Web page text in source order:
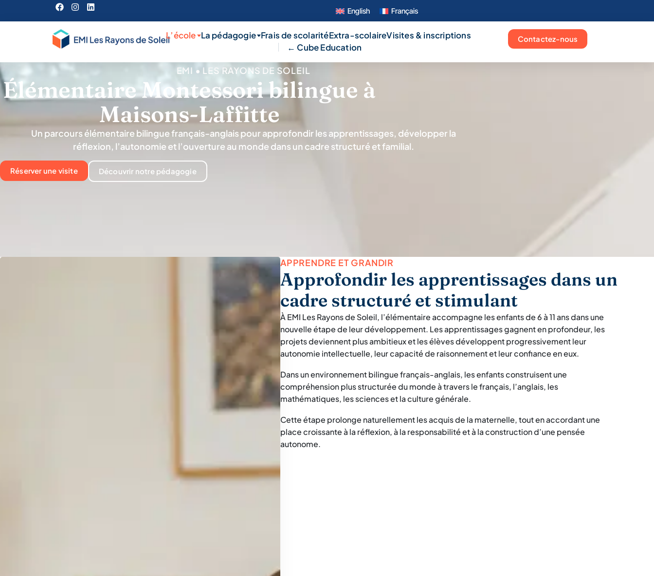
English Français
L’école La pédagogie Frais de scolaritéExtra-scolaireVisites & inscriptions
← Cube Education
Contactez-nous
EMI • LES RAYONS DE SOLEIL
Élémentaire Montessori bilingue à
Maisons-Laffitte
Un parcours élémentaire bilingue français-anglais pour approfondir les apprentissages, développer la
réflexion, l’autonomie et l’ouverture au monde dans un cadre structuré et familial.
Réserver une visite Découvrir notre pédagogie
APPRENDRE ET GRANDIR
Approfondir les apprentissages dans un
cadre structuré et stimulant
À EMI Les Rayons de Soleil, l’élémentaire accompagne les enfants de 6 à 11 ans dans une
nouvelle étape de leur développement. Les apprentissages gagnent en profondeur, les
projets deviennent plus ambitieux et les élèves développent progressivement leur
autonomie intellectuelle, leur capacité de raisonnement et leur confiance en eux.
Dans un environnement bilingue français-anglais, les enfants construisent une
compréhension plus structurée du monde à travers le français, l’anglais, les
mathématiques, les sciences et la culture générale.
Cette étape prolonge naturellement les acquis de la maternelle, tout en accordant une
place croissante à la réflexion, à la responsabilité et à la construction d’une pensée
autonome.